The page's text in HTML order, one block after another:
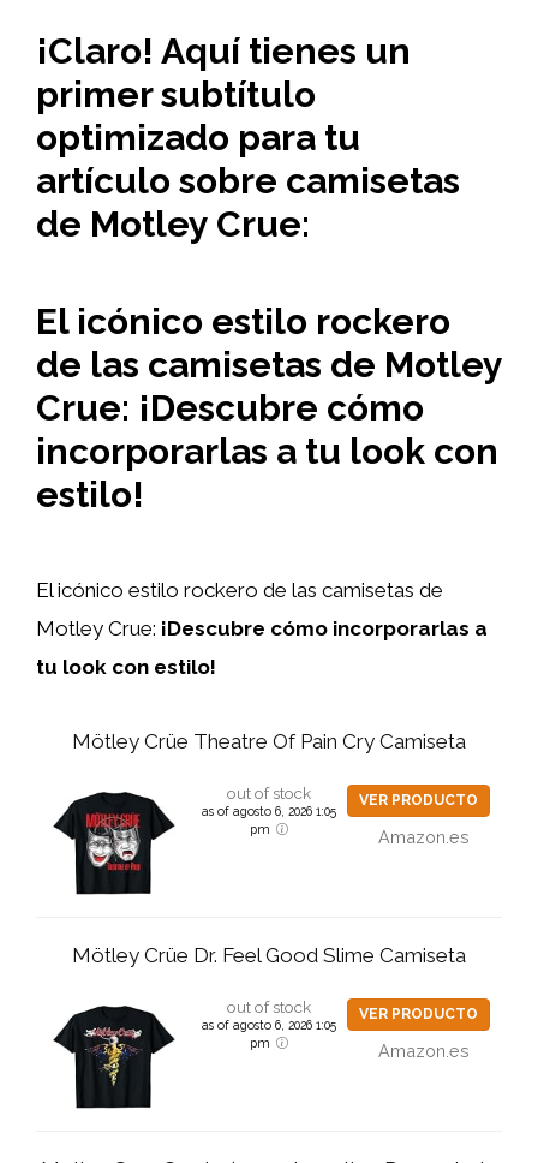
¡Claro! Aquí tienes un
primer subtítulo
optimizado para tu
artículo sobre camisetas
de Motley Crue:
El icónico estilo rockero
de las camisetas de Motley
Crue: ¡Descubre cómo
incorporarlas a tu look con
estilo!
El icónico estilo rockero de las camisetas de
Motley Crue: ¡Descubre cómo incorporarlas a
tu look con estilo!
Mötley Crüe Theatre Of Pain Cry Camiseta
out of stock
as of agosto 6, 2026 1:05
pm
VER PRODUCTO
Amazon.es
Mötley Crüe Dr. Feel Good Slime Camiseta
out of stock
as of agosto 6, 2026 1:05
pm
VER PRODUCTO
Amazon.es